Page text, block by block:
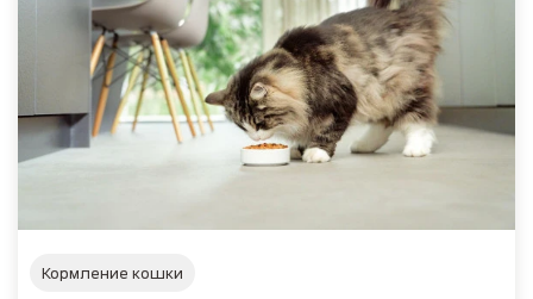
Кормление кошки